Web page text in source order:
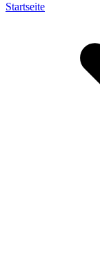
Startseite